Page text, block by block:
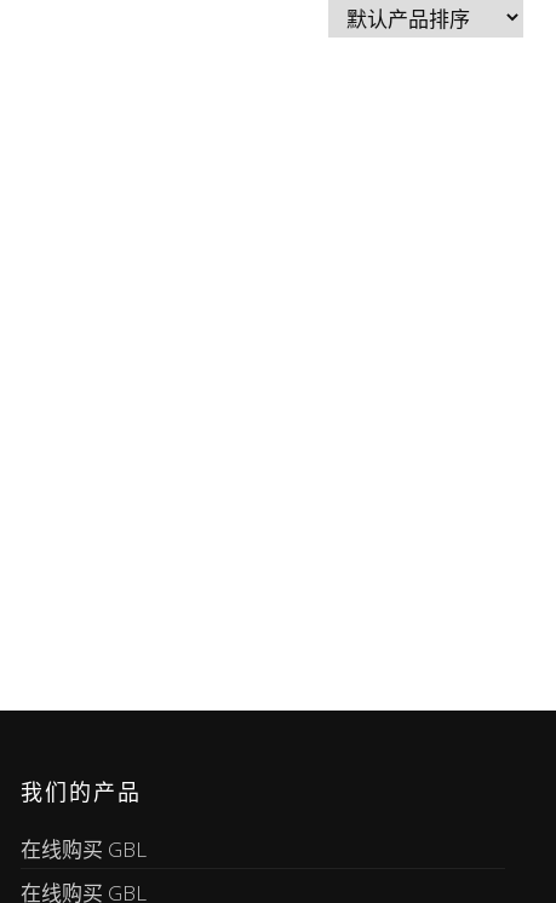
我们的产品
在线购买 GBL
在线购买 GBL